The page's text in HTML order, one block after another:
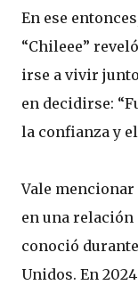
En ese
“Chileee”
irse a vivir
en decidirse:
la confianza y
Vale mencionar
en una
conoció
Unidos. En